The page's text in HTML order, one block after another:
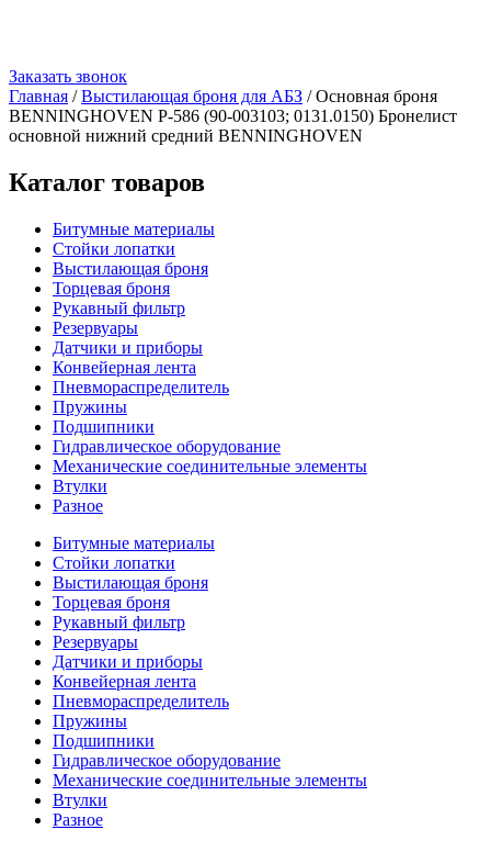
Заказать звонок
Главная /Выстилающая броня для АБЗ / Основная броня
BENNINGHOVEN Р-586 (90-003103; 0131.0150) Бронелист
основной нижний средний BENNINGHOVEN
Каталог товаров
Битумные материалы
Стойки лопатки
Выстилающая броня
Торцевая броня
Рукавный фильтр
Резервуары
Датчики и приборы
Конвейерная лента
Пневмораспределитель
Пружины
Подшипники
Гидравлическое оборудование
Механические соединительные элементы
Втулки
Разное
Битумные материалы
Стойки лопатки
Выстилающая броня
Торцевая броня
Рукавный фильтр
Резервуары
Датчики и приборы
Конвейерная лента
Пневмораспределитель
Пружины
Подшипники
Гидравлическое оборудование
Механические соединительные элементы
Втулки
Разное